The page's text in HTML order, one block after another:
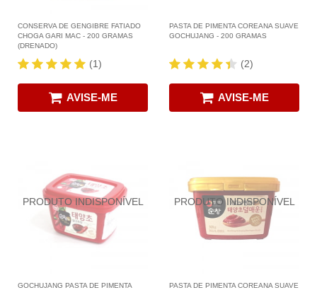
CONSERVA DE GENGIBRE FATIADO
CHOGA GARI MAC - 200 GRAMAS
(DRENADO)
(1)
AVISE-ME
PASTA DE PIMENTA COREANA SUAVE
GOCHUJANG - 200 GRAMAS
(2)
AVISE-ME
GOCHUJANG PASTA DE PIMENTA
PASTA DE PIMENTA COREANA SUAVE